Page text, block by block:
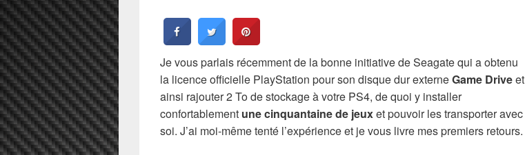
Je vous parlais récemment de la bonne initiative de Seagate qui a obtenu
la licence officielle PlayStation pour son disque dur externeGame Driveet
ainsi rajouter 2 To de stockage à votre PS4, de quoi y installer
confortablement une cinquantaine de jeuxet pouvoir les transporter avec
soi. J’ai moi-même tenté l’expérience et je vous livre mes premiers retours.